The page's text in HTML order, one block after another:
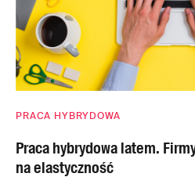
PRACA HYBRYDOWA
Praca hybrydowa latem.
na elastyczność